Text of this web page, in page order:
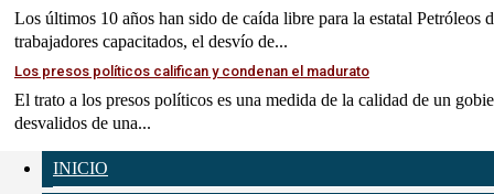
Los últimos 10 años han sido de caída libre para la estatal Petróleos
trabajadores capacitados, el desvío de...
Los presos políticos califican y condenan el madurato
El trato a los presos políticos es una medida de la calidad de un
desvalidos de una...
INICIO